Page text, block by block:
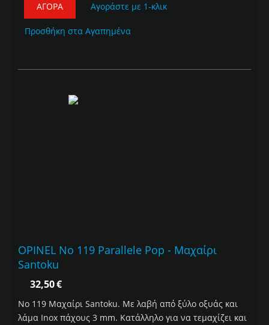
ΑΓΟΡΆ Αγοράστε με 1-κλικ
Προσθήκη στα Αγαπημένα
OPINEL No 119 Parallele Pop - Mαχαίρι
Santoku
32,50€
Νο 119 Mαχαίρι Santoku. Mε λαβή από ξύλο οξυάς και
λάμα Inox πάχους 3 mm. Κατάλληλο για να τεμαχίζει και